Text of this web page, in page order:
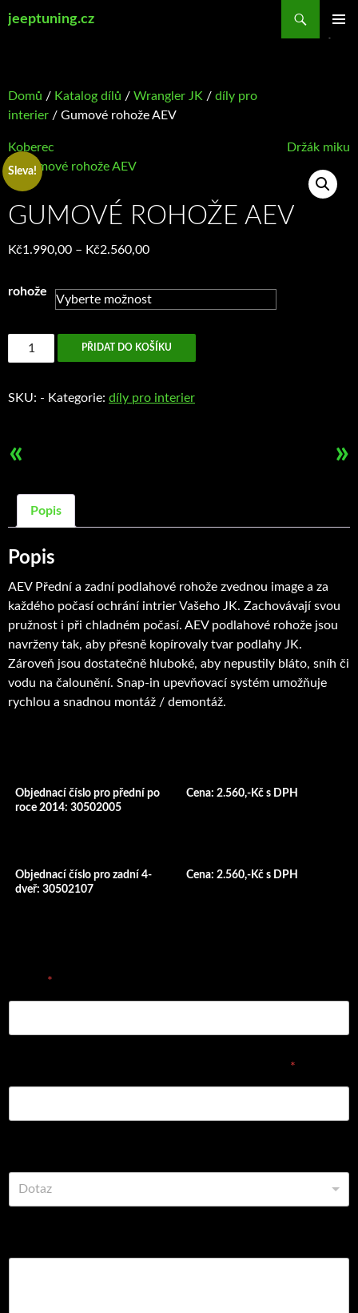
jeeptuning.cz
Domů / Katalog dílů / Wrangler JK / díly pro
interier / Gumové rohože AEV
Koberec Držák miku
Sleva!
GUMOVÉ ROHOŽE AEV
Kč1.990,00 – Kč2.560,00Rozpětí
Kč1.990,00
až
rohože
Gumové
rohože
množství
PŘIDAT DO KOŠÍKU
SKU: - Kategorie: díly pro interier
« »
Popis
Popis
AEV Přední a zadní podlahové rohože zvednou image a za
každého počasí ochrání intrier Vašeho JK. Zachovávají svou
pružnost i při chladném počasí. AEV podlahové rohože jsou
navrženy tak, aby přesně kopírovaly tvar podlahy JK.
Zároveň jsou dostatečně hluboké, aby nepustily bláto, sníh či
vodu na čalounění. Snap-in upevňovací systém umožňuje
rychlou a snadnou montáž / demontáž.
Objednací číslo pro přední po
roce 2014: 30502005
Cena: 2.560,-Kč s DPH
Objednací číslo pro zadní 4-
dveř: 30502107
Cena: 2.560,-Kč s DPH
*
*
Dotaz